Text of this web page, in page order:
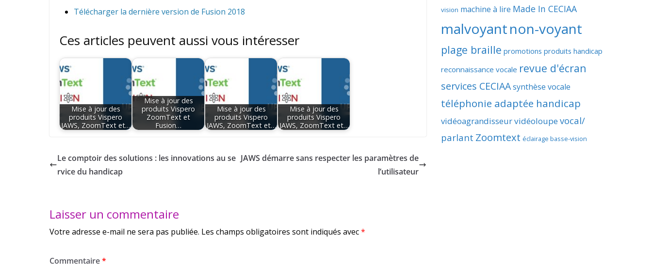
Télécharger la dernière version de Fusion 2018
Ces articles peuvent aussi vous intéresser
Mise à jour des
produits Vispero
JAWS, ZoomText et…
Mise à jour des
produits Vispero
ZoomText et
Fusion…
Mise à jour des
produits Vispero
JAWS, ZoomText et…
Mise à jour des
produits Vispero
JAWS, ZoomText et…
Le comptoir des solutions : les innovations au se
rvice du handicap
JAWS démarre sans respecter les paramètres de
l’utilisateur
Laisser un commentaire
Votre adresse e-mail ne sera pas publiée. Les champs obligatoires sont indiqués avec*
Commentaire*
vision machine à lire Made In CECIAA
malvoyantnon-voyant
plage braille promotions produits handicap
reconnaissance vocale revue d'écran
services CECIAAsynthèse vocale
téléphonie adaptée handicap
vidéoagrandisseurvidéoloupevocal/
parlant Zoomtext éclairage basse-vision